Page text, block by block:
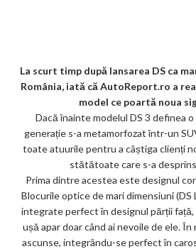
o
o
k
m
ar
ks
La scurt timp după lansarea DS ca
România, iată că AutoReport.ro a
model ce poartă noua
Dacă înainte modelul DS 3 definea
generație s-a metamorfozat într-un
toate atuurile pentru a câștiga clienți
stătătoate care s-a
Prima dintre acestea este designul
Blocurile optice de mari dimensiuni
integrate perfect în designul părții față,
ușă apar doar când ai nevoile de ele.
ascunse, integrându-se perfect în